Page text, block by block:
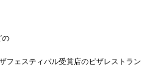
の
フェスティバル受賞店のピザレストラン